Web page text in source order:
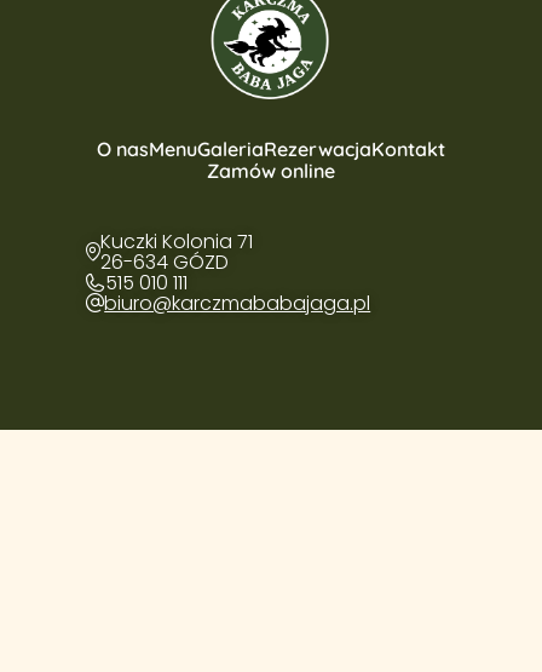
O nasMenuGaleriaRezerwacjaKontakt
Zamów online
Kuczki Kolonia 71
26-634 GÓZD
515 010 111
biuro@karczmababajaga.pl